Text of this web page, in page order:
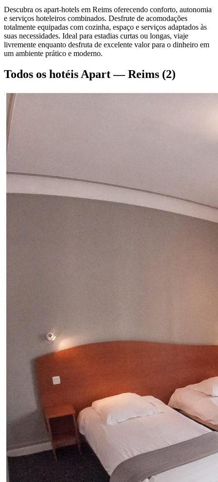
Descubra os apart-hotels em Reims oferecendo conforto, autonomia
e serviços hoteleiros combinados. Desfrute de acomodações
totalmente equipadas com cozinha, espaço e serviços adaptados às
suas necessidades. Ideal para estadias curtas ou longas, viaje
livremente enquanto desfruta de excelente valor para o dinheiro em
um ambiente prático e moderno.
Todos os hotéis Apart — Reims (2)